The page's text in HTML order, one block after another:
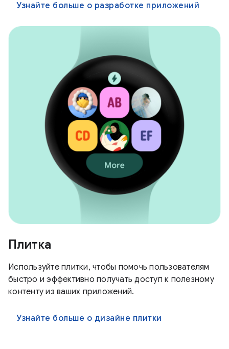
Узнайте больше о разработке приложений
Плитка
Используйте плитки, чтобы помочь пользователям
быстро и эффективно получать доступ к полезному
контенту из ваших приложений.
Узнайте больше о дизайне плитки